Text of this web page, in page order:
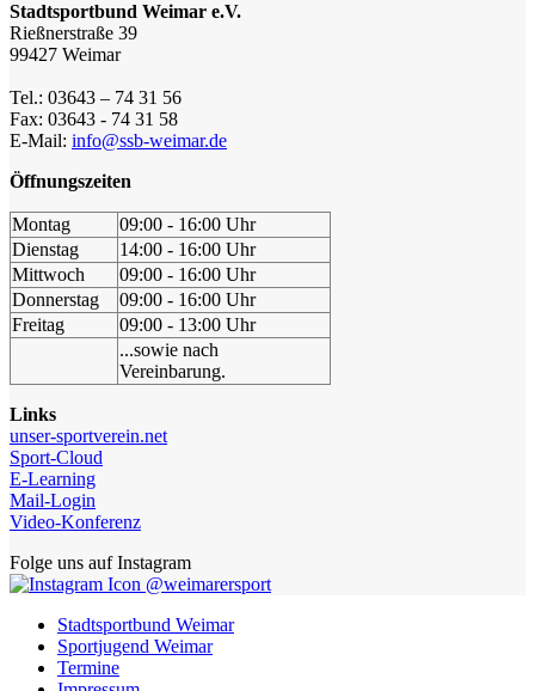
Stadtsportbund Weimar e.V.
Rießnerstraße 39
99427 Weimar
Tel.: 03643 – 74 31 56
Fax: 03643 - 74 31 58
E-Mail: info@ssb-weimar.de
Öffnungszeiten
Montag
09:00 - 16:00 Uhr
Dienstag
14:00 - 16:00 Uhr
Mittwoch
09:00 - 16:00 Uhr
Donnerstag
09:00 - 16:00 Uhr
Freitag
09:00 - 13:00 Uhr
...sowie nach
Vereinbarung.
Links
unser-sportverein.net
Sport-Cloud
E-Learning
Mail-Login
Video-Konferenz
Folge uns auf Instagram
@weimarersport
Stadtsportbund Weimar
Sportjugend Weimar
Termine